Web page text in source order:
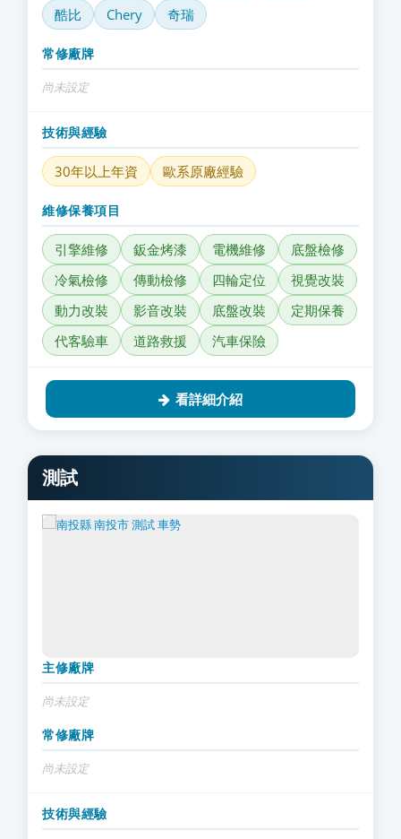
酷比
Chery 奇瑞
常修廠牌
尚未設定
技術與經驗
30年以上年資 歐系原廠經驗
維修保養項目
引擎維修 鈑金烤漆 電機維修
底盤檢修
冷氣檢修
傳動檢修 四輪定位
視覺改裝
動力改裝
影音改裝 底盤改裝
定期保養
代客驗車
道路救援 汽車保險
看詳細介紹
測試
主修廠牌
尚未設定
常修廠牌
尚未設定
技術與經驗